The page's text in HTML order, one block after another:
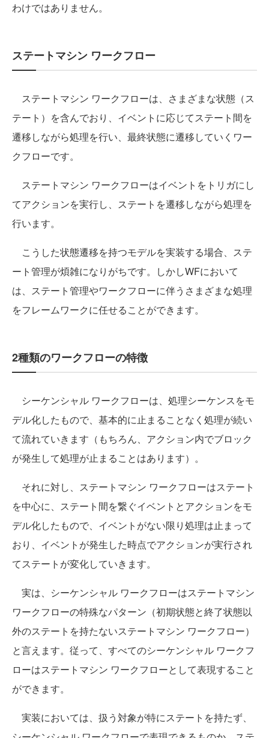
わけではありません。
ステートマシン ワークフロー
ステートマシン ワークフローは、さまざまな状態（ス
テート）を含んでおり、イベントに応じてステート間を
遷移しながら処理を行い、最終状態に遷移していくワー
クフローです。
ステートマシン ワークフローはイベントをトリガにし
てアクションを実行し、ステートを遷移しながら処理を
行います。
こうした状態遷移を持つモデルを実装する場合、ステ
ート管理が煩雑になりがちです。しかしWFにおいて
は、ステート管理やワークフローに伴うさまざまな処理
をフレームワークに任せることができます。
2種類のワークフローの特徴
シーケンシャル ワークフローは、処理シーケンスをモ
デル化したもので、基本的に止まることなく処理が続い
て流れていきます（もちろん、アクション内でブロック
が発生して処理が止まることはあります）。
それに対し、ステートマシン ワークフローはステート
を中心に、ステート間を繋ぐイベントとアクションをモ
デル化したもので、イベントがない限り処理は止まって
おり、イベントが発生した時点でアクションが実行され
てステートが変化していきます。
実は、シーケンシャル ワークフローはステートマシン
ワークフローの特殊なパターン（初期状態と終了状態以
外のステートを持たないステートマシン ワークフロー）
と言えます。従って、すべてのシーケンシャル ワークフ
ローはステートマシン ワークフローとして表現すること
ができます。
実装においては、扱う対象が特にステートを持たず、